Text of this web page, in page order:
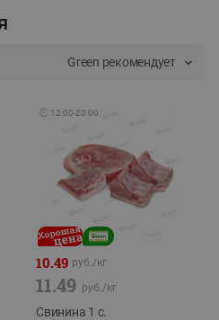
Green рекомендует
🕘 12:00-20:00
10.49 руб./кг
11.49 руб./кг
Свинина 1 с.